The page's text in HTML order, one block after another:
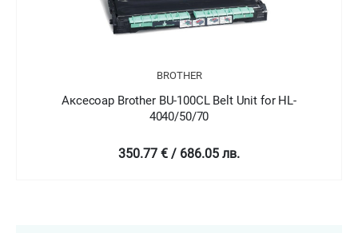
BROTHER
Аксесоар Brother BU-200CL Belt Unit for HL-
3040/3070
240.59 € / 470.55 лв.